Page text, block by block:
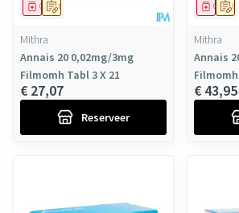
Op voorschrift
Geneesmiddel
Mithra
Annais 20 0,02mg/3mg
Filmomh Tabl 3 X 21
€ 27,07
Reserveer
Mithra
Annais
Filmomh
€ 43,95